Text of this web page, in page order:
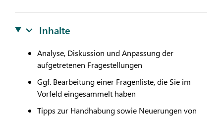
Inhalte
Analyse, Diskussion und Anpassung der
aufgetretenen Fragestellungen
Ggf. Bearbeitung einer Fragenliste, die Sie im
Vorfeld eingesammelt haben
Tipps zur Handhabung sowie Neuerungen von